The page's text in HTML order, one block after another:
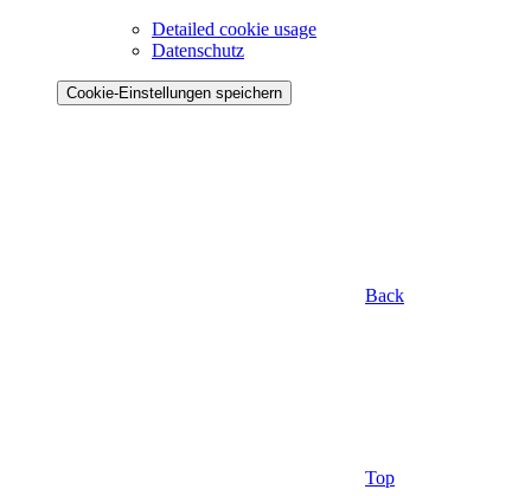
Detailed cookie usage
Datenschutz
Cookie-Einstellungen speichern
Back
Top